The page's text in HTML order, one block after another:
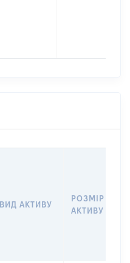
ВИД АКТИВУ
РОЗМІР
АКТИВУ